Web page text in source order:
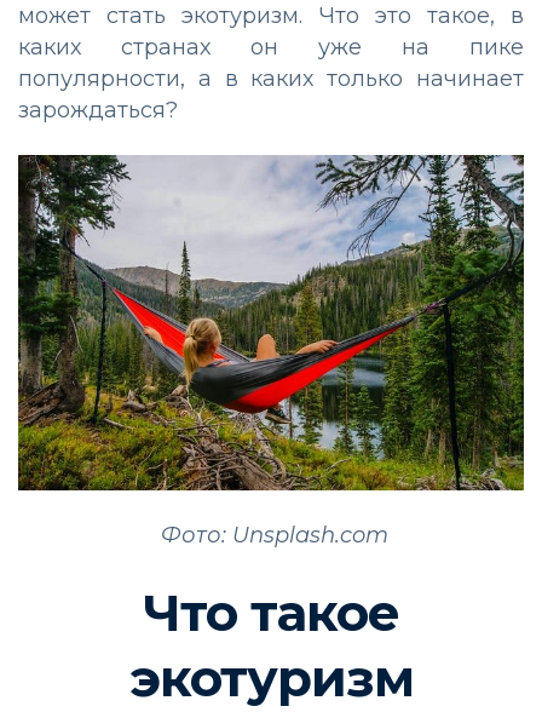
может стать экотуризм. Что это такое, в
каких странах он уже на пике
популярности, а в каких только начинает
зарождаться?
Фото: Unsplash.com
Что такое
экотуризм